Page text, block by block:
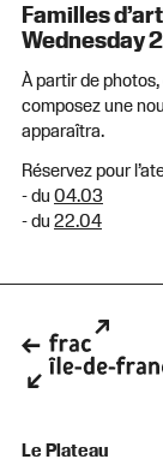
Familles
Wednesday
À partir de
composez une
apparaîtra.
Réservez pour
- du 04.03
- du 22.04
Le Plateau